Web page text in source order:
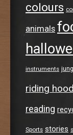
colours
animals
instruments
riding hood
reading
Sports stories